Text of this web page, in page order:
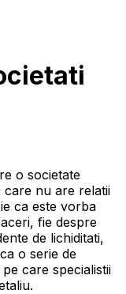
o societate
care nu are relatii
ca este vorba
fie despre
de lichiditati,
o serie de
care specialistii